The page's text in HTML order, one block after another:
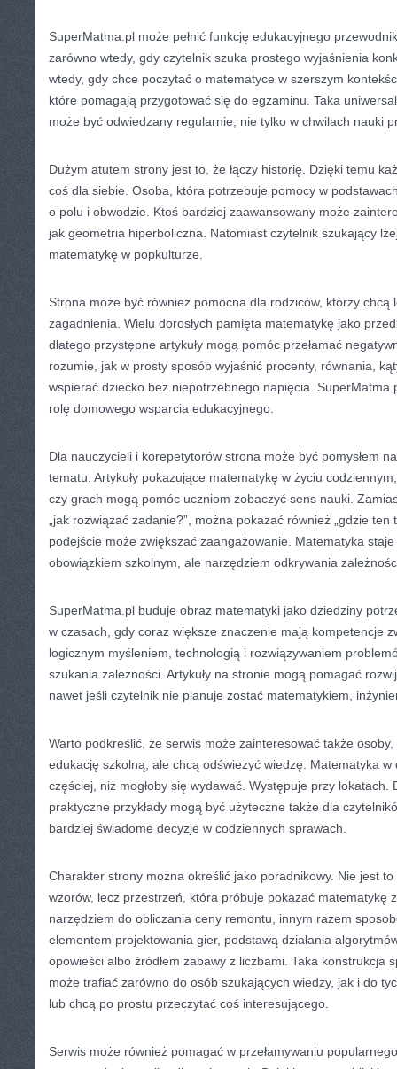
SuperMatma.pl może pełnić funkcję edukacyjnego
zarówno wtedy, gdy czytelnik szuka prostego wyjaśnienia
wtedy, gdy chce poczytać o matematyce w szerszym
które pomagają przygotować się do egzaminu. Taka
może być odwiedzany regularnie, nie tylko w chwilach nauki
Dużym atutem strony jest to, że łączy historię. Dzięki temu
coś dla siebie. Osoba, która potrzebuje pomocy w
o polu i obwodzie. Ktoś bardziej zaawansowany może
jak geometria hiperboliczna. Natomiast czytelnik szukający
matematykę w popkulturze.
Strona może być również pomocna dla rodziców, którzy chcą
zagadnienia. Wielu dorosłych pamięta matematykę jako
dlatego przystępne artykuły mogą pomóc przełamać
rozumie, jak w prosty sposób wyjaśnić procenty, równania,
wspierać dziecko bez niepotrzebnego napięcia.
rolę domowego wsparcia edukacyjnego.
Dla nauczycieli i korepetytorów strona może być pomysłem
tematu. Artykuły pokazujące matematykę w życiu
czy grach mogą pomóc uczniom zobaczyć sens nauki.
„jak rozwiązać zadanie?”, można pokazać również „gdzie
podejście może zwiększać zaangażowanie. Matematyka
obowiązkiem szkolnym, ale narzędziem odkrywania
SuperMatma.pl buduje obraz matematyki jako dziedziny
w czasach, gdy coraz większe znaczenie mają kompetencje
logicznym myśleniem, technologią i rozwiązywaniem
szukania zależności. Artykuły na stronie mogą pomagać
nawet jeśli czytelnik nie planuje zostać matematykiem,
Warto podkreślić, że serwis może zainteresować także osoby,
edukację szkolną, ale chcą odświeżyć wiedzę. Matematyka w
częściej, niż mogłoby się wydawać. Występuje przy lokatach.
praktyczne przykłady mogą być użyteczne także dla
bardziej świadome decyzje w codziennych sprawach.
Charakter strony można określić jako poradnikowy. Nie jest to
wzorów, lecz przestrzeń, która próbuje pokazać matematykę
narzędziem do obliczania ceny remontu, innym razem
elementem projektowania gier, podstawą działania
opowieści albo źródłem zabawy z liczbami. Taka konstrukcja
może trafiać zarówno do osób szukających wiedzy, jak i do
lub chcą po prostu przeczytać coś interesującego.
Serwis może również pomagać w przełamywaniu